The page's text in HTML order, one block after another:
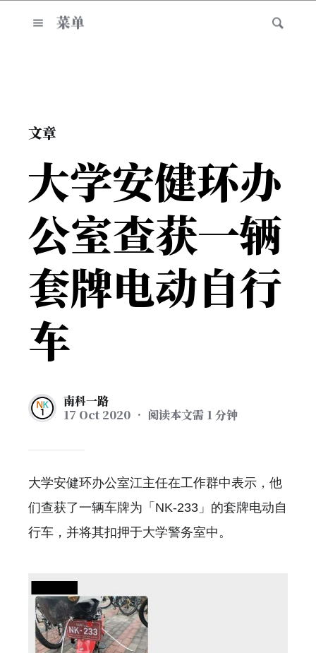
菜单
文章
大学安健环办
公室查获一辆
套牌电动自行
车
南科一路
17 Oct 2020 • 阅读本文需 1 分钟
大学安健环办公室江主任在工作群中表示，他
们查获了一辆车牌为「NK-233」的套牌电动自
行车，并将其扣押于大学警务室中。